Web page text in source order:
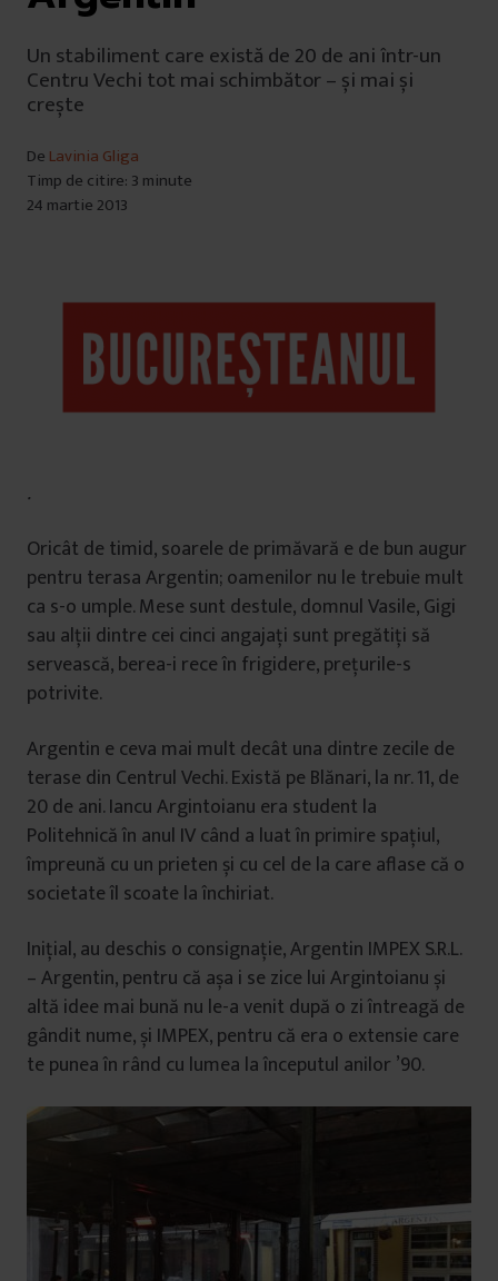
Un stabiliment care există de 20 de ani într-un
Centru Vechi tot mai schimbător – și mai și
crește
De Lavinia Gliga
Timp de citire: 3 minute
24 martie 2013
.
Oricât de timid, soarele de primăvară e de bun augur
pentru terasa Argentin; oamenilor nu le trebuie mult
ca s-o umple. Mese sunt destule, domnul Vasile, Gigi
sau alții dintre cei cinci angajați sunt pregătiți să
servească, berea-i rece în frigidere, prețurile-s
potrivite.
Argentin e ceva mai mult decât una dintre zecile de
terase din Centrul Vechi. Există pe Blănari, la nr. 11, de
20 de ani. Iancu Argintoianu era student la
Politehnică în anul IV când a luat în primire spațiul,
împreună cu un prieten și cu cel de la care aflase că o
societate îl scoate la închiriat.
Inițial, au deschis o consignație, Argentin IMPEX S.R.L.
– Argentin, pentru că așa i se zice lui Argintoianu și
altă idee mai bună nu le-a venit după o zi întreagă de
gândit nume, și IMPEX, pentru că era o extensie care
te punea în rând cu lumea la începutul anilor ’90.